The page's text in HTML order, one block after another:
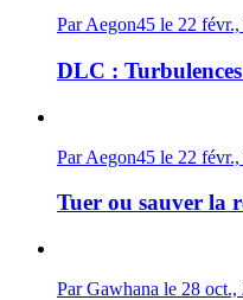
Par Aegon45 le 22
DLC :
Par Aegon45 le 22
Tuer ou sauver la
Par Gawhana le 28 oct.,